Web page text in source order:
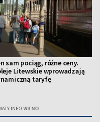
sam pociąg, różne ceny.
Litewskie wprowadzają
taryfę
INFO WILNO